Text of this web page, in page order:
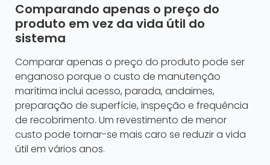
Comparando apenas o preço do
produto em vez da vida útil do
sistema
Comparar apenas o preço do produto pode ser
enganoso porque o custo de manutenção
marítima inclui acesso, parada, andaimes,
preparação de superfície, inspeção e frequência
de recobrimento. Um revestimento de menor
custo pode tornar-se mais caro se reduzir a vida
útil em vários anos.